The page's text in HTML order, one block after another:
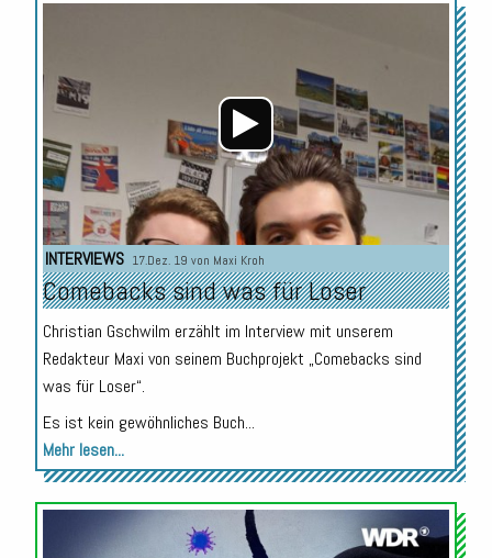
Audio-
Player
INTERVIEWS 17.Dez. 19 von Maxi Kroh
Comebacks sind was für Loser
Christian Gschwilm erzählt im Interview mit unserem
Redakteur Maxi von seinem Buchprojekt „Comebacks sind
was für Loser“.
Es ist kein gewöhnliches Buch...
Mehr lesen...
Audio-
Player